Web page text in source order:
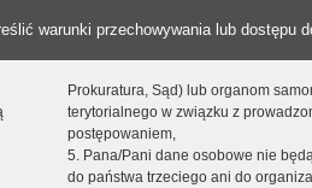
warunki przechowywania lub dostępu
Prokuratura, Sąd) lub organom
terytorialnego w związku z
postępowaniem,
5. Pana/Pani dane osobowe nie
do państwa trzeciego ani do